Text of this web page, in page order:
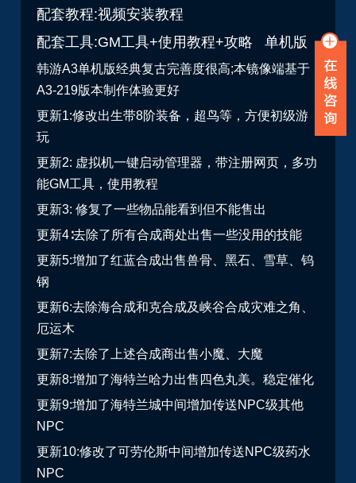
配套教程:视频安装教程
配套工具:GM工具+使用教程+攻略 单机版
韩游A3单机版经典复古完善度很高;本镜像端基于
A3-219版本制作体验更好
更新1:修改出生带8阶装备，超鸟等，方便初级游
玩
更新2: 虚拟机一键启动管理器，带注册网页，多功
能GM工具，使用教程
更新3: 修复了一些物品能看到但不能售出
更新4∶去除了所有合成商处出售一些没用的技能
更新5:增加了红蓝合成出售兽骨、黑石、雪草、钨
钢
更新6:去除海合成和克合成及峡谷合成灾难之角、
厄运木
更新7:去除了上述合成商出售小魔、大魔
更新8:增加了海特兰哈力出售四色丸美。稳定催化
更新9:增加了海特兰城中间增加传送NPC级其他
NPC
更新10:修改了可劳伦斯中间增加传送NPC级药水
NPC